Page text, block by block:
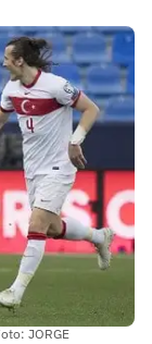
JORGE